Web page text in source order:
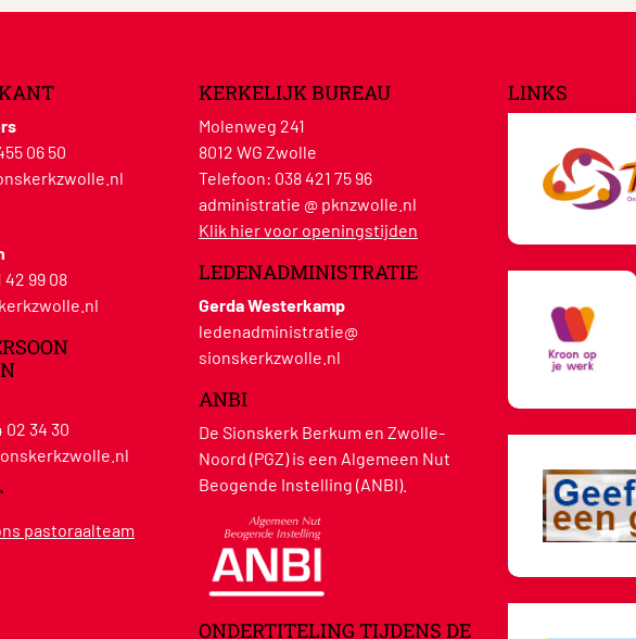
06 50
42 99 08
02 34 30
pastoraalteam
KERKELIJK BUREAU
Molenweg 241
8012 WG Zwolle
Telefoon: 038 421 75 96
administratie @ pknzwolle.nl
Klik hier voor openingstijden
LEDENADMINISTRATIE
Gerda Westerkamp
ledenadministratie@
sionskerkzwolle.nl
ANBI
De Sionskerk Berkum en Zwolle-
Noord (PGZ) is een Algemeen Nut
Beogende Instelling (ANBI).
ONDERTITELING TIJDENS DE
LINKS